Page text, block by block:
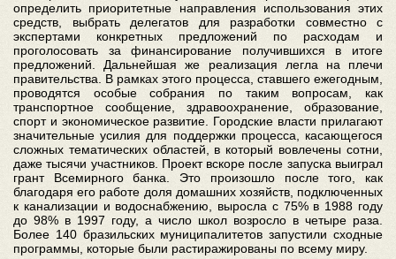
определить приоритетные направления использования этих
средств, выбрать делегатов для разработки совместно с
экспертами конкретных предложений по расходам и
проголосовать за финансирование получившихся в итоге
предложений. Дальнейшая же реализация легла на плечи
правительства. В рамках этого процесса, ставшего ежегодным,
проводятся особые собрания по таким вопросам, как
транспортное сообщение, здравоохранение, образование,
спорт и экономическое развитие. Городские власти прилагают
значительные усилия для поддержки процесса, касающегося
сложных тематических областей, в который вовлечены сотни,
даже тысячи участников. Проект вскоре после запуска выиграл
грант Всемирного банка. Это произошло после того, как
благодаря его работе доля домашних хозяйств, подключенных
к канализации и водоснабжению, выросла с 75% в 1988 году
до 98% в 1997 году, а число школ возросло в четыре раза.
Более 140 бразильских муниципалитетов запустили сходные
программы, которые были растиражированы по всему миру.